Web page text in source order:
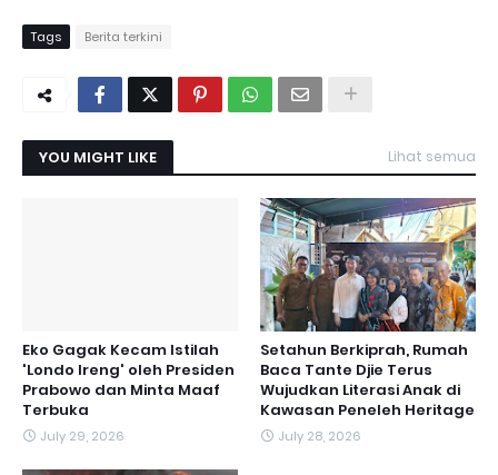
Tags Berita terkini
YOU MIGHT LIKE Lihat semua
Eko Gagak Kecam Istilah
'Londo Ireng' oleh Presiden
Prabowo dan Minta Maaf
Terbuka
July 29, 2026
Setahun Berkiprah, Rumah
Baca Tante Djie Terus
Wujudkan Literasi Anak di
Kawasan Peneleh Heritage
July 28, 2026